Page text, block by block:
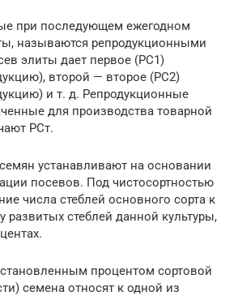
при последующем ежегодном
называются репродукционными
элиты дает первое (РС1)
второй — второе (РС2)
и т. д. Репродукционные
для производства товарной
РСт.
устанавливают на основании
посевов. Под чистосортностью
числа стеблей основного сорта к
развитых стеблей данной культуры,
процентом сортовой
семена относят к одной из